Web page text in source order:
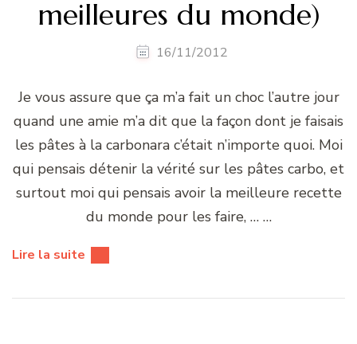
meilleures du monde)
16/11/2012
Je vous assure que ça m’a fait un choc l’autre jour
quand une amie m’a dit que la façon dont je faisais
les pâtes à la carbonara c’était n’importe quoi. Moi
qui pensais détenir la vérité sur les pâtes carbo, et
surtout moi qui pensais avoir la meilleure recette
du monde pour les faire, … …
Lire la suite